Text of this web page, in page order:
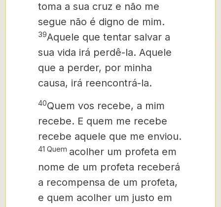
toma a sua cruz e não me
segue não é digno de mim.
39Aquele que tentar salvar a
sua vida irá perdê-la. Aquele
que a perder, por minha
causa, irá reencontrá-la.
40Quem vos recebe, a mim
recebe. E quem me recebe
recebe aquele que me enviou.
41 Quem acolher um profeta em
nome de um profeta receberá
a recompensa de um profeta,
e quem acolher um justo em